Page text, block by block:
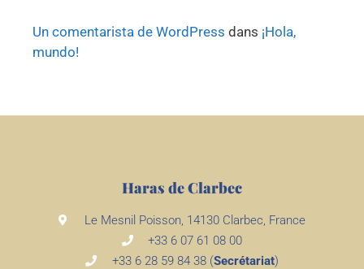
Un comentarista de WordPress dans ¡Hola,
mundo!
Haras de Clarbec
Le Mesnil Poisson, 14130 Clarbec, France
+33 6 07 61 08 00
+33 6 28 59 84 38 (Secrétariat)